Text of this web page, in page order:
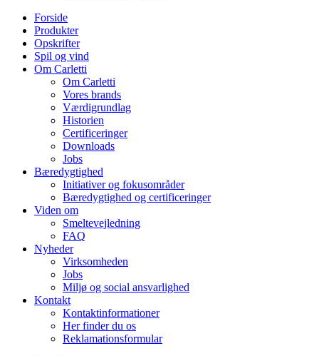
Forside
Produkter
Opskrifter
Spil og vind
Om Carletti
Om Carletti
Vores brands
Værdigrundlag
Historien
Certificeringer
Downloads
Jobs
Bæredygtighed
Initiativer og fokusområder
Bæredygtighed og certificeringer
Viden om
Smeltevejledning
FAQ
Nyheder
Virksomheden
Jobs
Miljø og social ansvarlighed
Kontakt
Kontaktinformationer
Her finder du os
Reklamationsformular